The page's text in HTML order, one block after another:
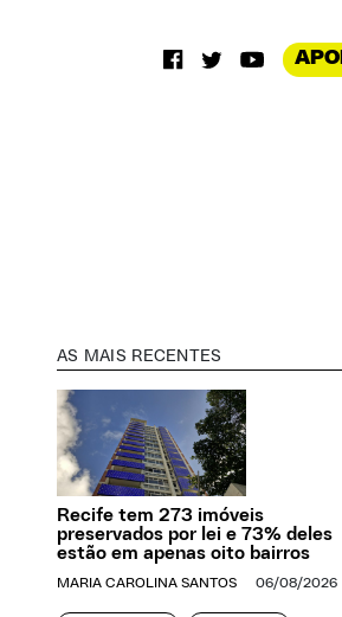
AS MAIS RECENTES
Recife tem 273 imóveis
preservados por lei e 73% deles
estão em apenas oito bairros
MARIA CAROLINA SANTOS 06/08/2026